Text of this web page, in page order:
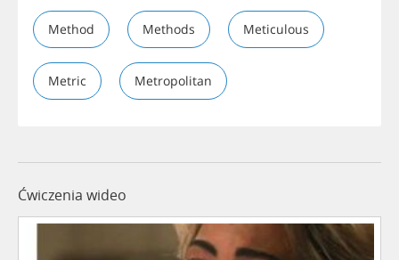
Method Methods Meticulous
Metric Metropolitan
Ćwiczenia wideo